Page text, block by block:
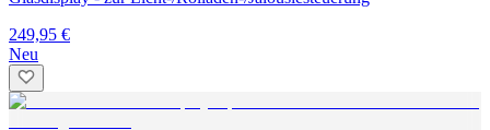
249,95 €
Neu